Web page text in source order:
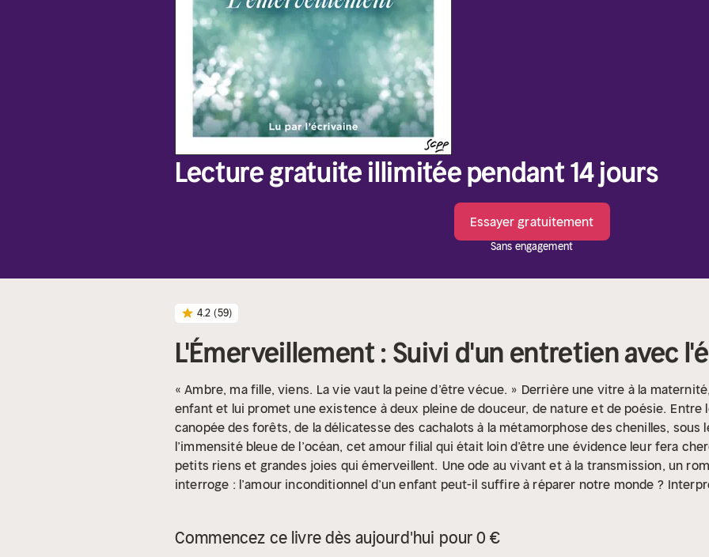
Lecture gratuite illimitée pendant 14 jours
Essayer gratuitement
Sans engagement
4.2 (59)
L'Émerveillement : Suivi d'un entretien avec
« Ambre, ma fille, viens. La vie vaut la peine d’être vécue. » Derrière une vitre à la
enfant et lui promet une existence à deux pleine de douceur, de nature et de poésie. Entre
canopée des forêts, de la délicatesse des cachalots à la métamorphose des chenilles, sous
l’immensité bleue de l’océan, cet amour filial qui était loin d’être une évidence leur fera
petits riens et grandes joies qui émerveillent. Une ode au vivant et à la transmission, un
interroge : l’amour inconditionnel d’un enfant peut-il suffire à réparer notre monde ?
Commencez ce livre dès aujourd'hui pour 0 €